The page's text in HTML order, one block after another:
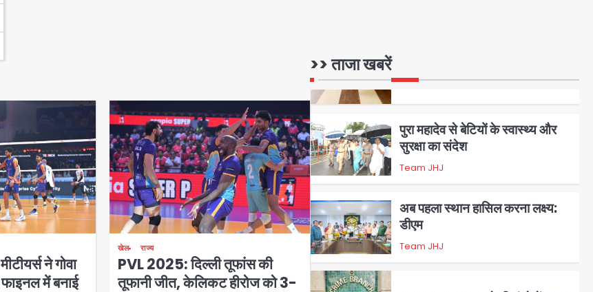
ने गोवा
फाइनल में बनाई
खेल राज्य
PVL 2025: दिल्ली तूफांस की
तूफानी जीत, केलिकट हीरोज को 3-
>> ताजा खबरें
5
1
पुरा महादेव से बेटियों के स्वास्थ्य और
सुरक्षा का संदेश
Team JHJ
2
अब पहला स्थान हासिल करना लक्ष्य:
डीएम
Team JHJ